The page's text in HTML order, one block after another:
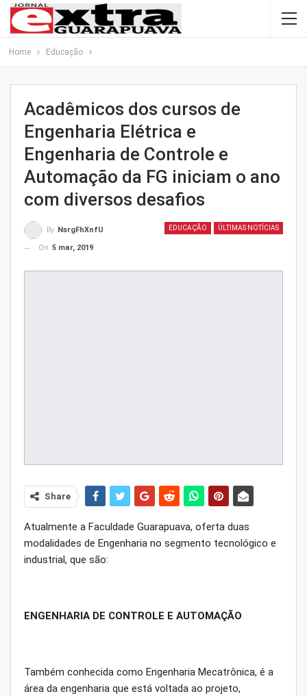
Home Educação
Acadêmicos dos cursos de
Engenharia Elétrica e
Engenharia de Controle e
Automação da FG iniciam o ano
com diversos desafios
EDUCAÇÃO ÚLTIMAS NOTÍCIAS
By NsrgFhXnfU
On 5 mar, 2019
Share
Atualmente a Faculdade Guarapuava, oferta duas
modalidades de Engenharia no segmento tecnológico e
industrial, que são:
ENGENHARIA DE CONTROLE E AUTOMAÇÃO
Também conhecida como Engenharia Mecatrônica, é a
área da engenharia que está voltada ao projeto,